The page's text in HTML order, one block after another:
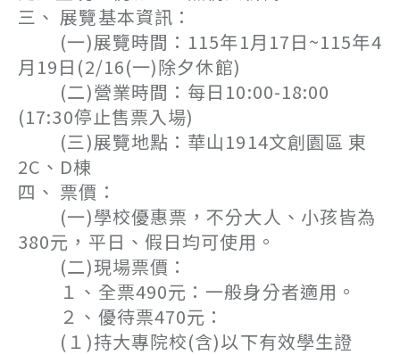
三、 展覽基本資訊：
(一)展覽時間：115年1月17日~115年4
月19日(2/16(一)除夕休館)
(二)營業時間：每日10:00-18:00
(17:30停止售票入場)
(三)展覽地點：華山1914文創園區 東
2C、D棟
四、 票價：
(一)學校優惠票，不分大人、小孩皆為
380元，平日、假日均可使用。
(二)現場票價：
１、全票490元：一般身分者適用。
２、優待票470元：
(１)持大專院校(含)以下有效學生證